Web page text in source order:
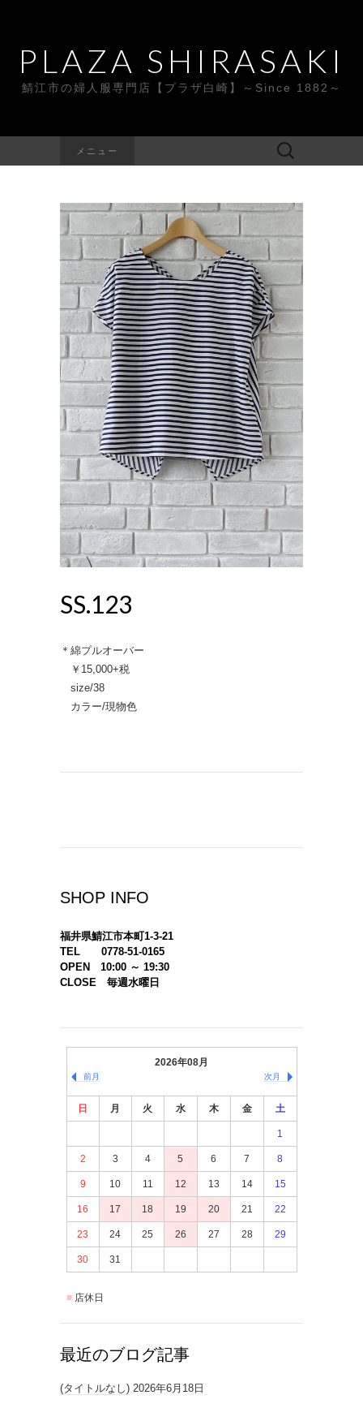
PLAZA SHIRASAKI
鯖江市の婦人服専門店【プラザ白崎】～Since 1882～
メニュー
検
索:
SS.123
＊綿プルオーバー
￥15,000+税
size/38
カラー/現物色
SHOP INFO
福井県鯖江市本町1-3-21
TEL 0778-51-0165
OPEN 10:00 ～ 19:30
CLOSE 毎週水曜日
2026年08月
前月 次月
日 月 火 水 木 金 土
1
2 3 4 5 6 7 8
9 10 11 12 13 14 15
16 17 18 19 20 21 22
23 24 25 26 27 28 29
30 31
店休日
最近のブログ記事
(タイトルなし) 2026年6月18日